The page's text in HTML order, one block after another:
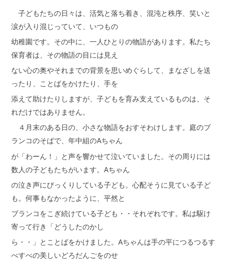
子どもたちの日々は、活気と落ち着き、混沌と秩序、笑いと
涙が入り混じっていて、いつもの
幼稚園です。その中に、一人ひとりの物語があります。私たち
保育者は、その物語の目には見え
ない心の奥やそれまでの背景を思いめぐらして、まなざしを送
ったり、ことばをかけたり、手を
添えて助けたりしますが、子どもを育み支えているものは、そ
れだけではありません。
４月末のある日の、小さな物語をおすそわけします。庭のブ
ランコのそばで、年中組のAちゃん
が「わーん！」と声を響かせて泣いていました。その周りには
数人の子どもたちがいます。Aちゃん
の泣き声にびっくりしている子ども。心配そうに見ている子ど
も。何事もなかったように、平然と
ブランコをこぎ続けている子ども・・それぞれです。私は駆け
寄って行き「どうしたのかし
ら・・」とことばをかけました。Aちゃんは手の平につるつるす
べすべの美しいどろだんごをのせ